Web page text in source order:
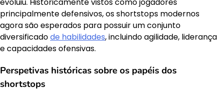
evoluiu. Historicamente vistos como jogadores
principalmente defensivos, os shortstops modernos
agora são esperados para possuir um conjunto
diversificadode habilidades, incluindo agilidade, liderança
e capacidades ofensivas.
Perspetivas históricas sobre os papéis dos
shortstops